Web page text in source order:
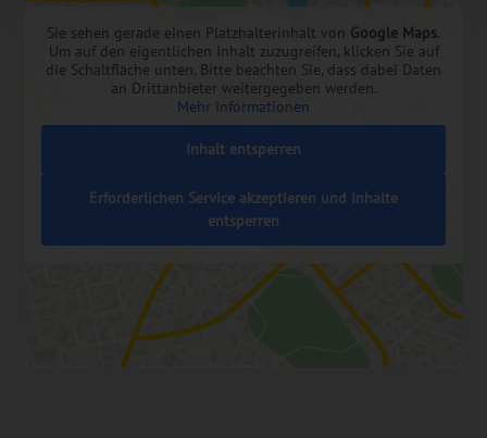
Sie sehen gerade einen Platzhalterinhalt von Google Maps.
Um auf den eigentlichen Inhalt zuzugreifen, klicken Sie auf
die Schaltfläche unten. Bitte beachten Sie, dass dabei Daten
an Drittanbieter weitergegeben werden.
Mehr Informationen
Inhalt entsperren
Erforderlichen Service akzeptieren und Inhalte
entsperren